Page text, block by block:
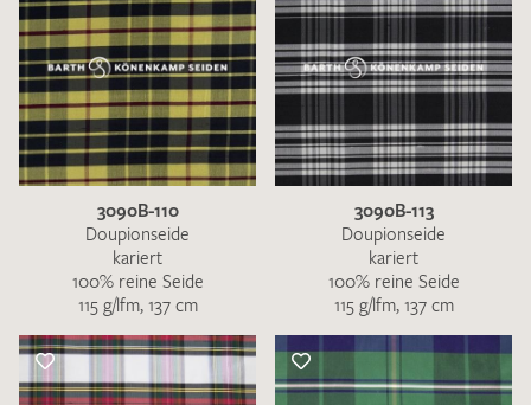
3090B-110
Doupionseide
kariert
100% reine Seide
115 g/lfm, 137 cm
3090B-113
Doupionseide
kariert
100% reine Seide
115 g/lfm, 137 cm